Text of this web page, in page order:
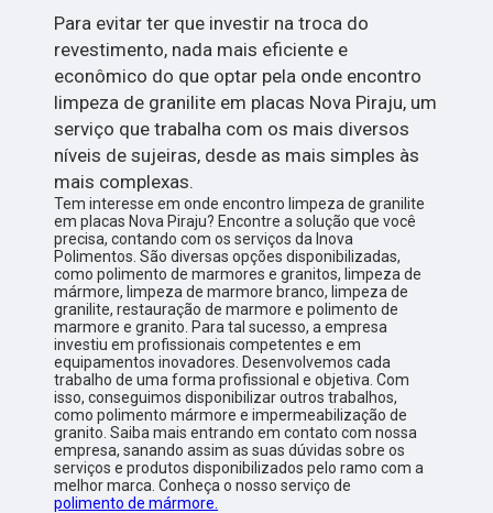
Para evitar ter que investir na troca do
revestimento, nada mais eficiente e
econômico do que optar pela onde encontro
limpeza de granilite em placas Nova Piraju, um
serviço que trabalha com os mais diversos
níveis de sujeiras, desde as mais simples às
mais complexas.
Tem interesse em onde encontro limpeza de granilite
em placas Nova Piraju? Encontre a solução que você
precisa, contando com os serviços da Inova
Polimentos. São diversas opções disponibilizadas,
como polimento de marmores e granitos, limpeza de
mármore, limpeza de marmore branco, limpeza de
granilite, restauração de marmore e polimento de
marmore e granito. Para tal sucesso, a empresa
investiu em profissionais competentes e em
equipamentos inovadores. Desenvolvemos cada
trabalho de uma forma profissional e objetiva. Com
isso, conseguimos disponibilizar outros trabalhos,
como polimento mármore e impermeabilização de
granito. Saiba mais entrando em contato com nossa
empresa, sanando assim as suas dúvidas sobre os
serviços e produtos disponibilizados pelo ramo com a
melhor marca. Conheça o nosso serviço de
polimento de mármore.